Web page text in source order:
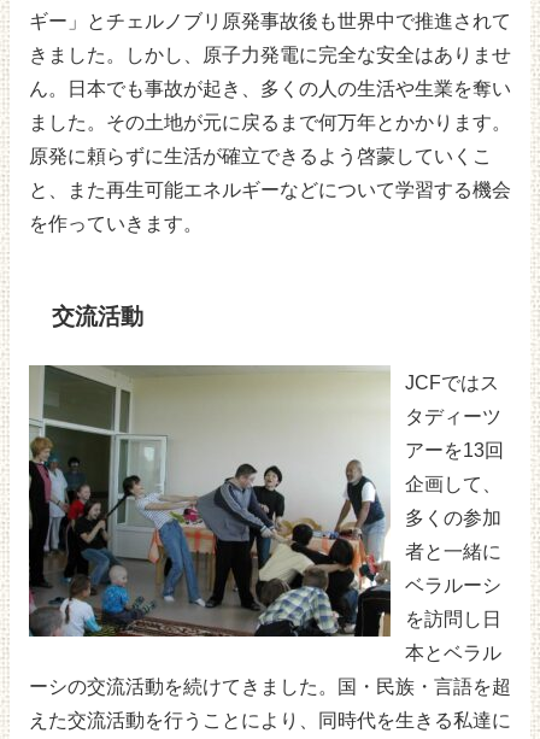
ギー」とチェルノブリ原発事故後も世界中で推進されて
きました。しかし、原子力発電に完全な安全はありませ
ん。日本でも事故が起き、多くの人の生活や生業を奪い
ました。その土地が元に戻るまで何万年とかかります。
原発に頼らずに生活が確立できるよう啓蒙していくこ
と、また再生可能エネルギーなどについて学習する機会
を作っていきます。
交流活動
JCFではス
タディーツ
アーを13回
企画して、
多くの参加
者と一緒に
ベラルーシ
を訪問し日
本とベラル
ーシの交流活動を続けてきました。国・民族・言語を超
えた交流活動を行うことにより、同時代を生きる私達に